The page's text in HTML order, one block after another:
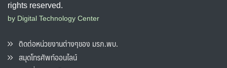
rights reserved.
by Digital Technology Center
ติดต่อหน่วยงานต่างๆของ มรภ.พบ.
สมุดโทรศัพท์ออนไลน์